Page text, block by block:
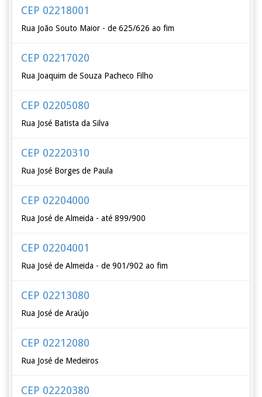
CEP 02218001
Rua João Souto Maior - de 625/626 ao fim
CEP 02217020
Rua Joaquim de Souza Pacheco Filho
CEP 02205080
Rua José Batista da Silva
CEP 02220310
Rua José Borges de Paula
CEP 02204000
Rua José de Almeida - até 899/900
CEP 02204001
Rua José de Almeida - de 901/902 ao fim
CEP 02213080
Rua José de Araújo
CEP 02212080
Rua José de Medeiros
CEP 02220380